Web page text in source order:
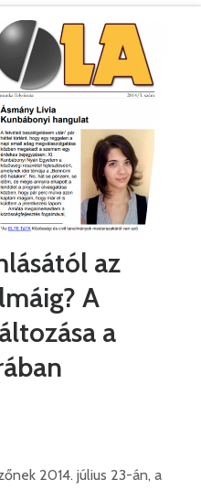
az
A
a
2014. július 23-án, a